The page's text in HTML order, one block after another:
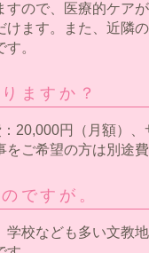
ので、医療的ケア
ます。また、近隣
。
ますか？
20,000円（月額）、
ご希望の方は別途
ですが。
校なども多い文教